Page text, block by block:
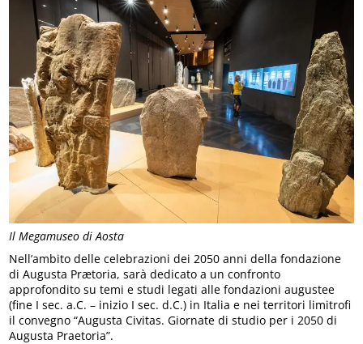
Il Megamuseo di Aosta
Nell’ambito delle celebrazioni dei 2050 anni della fondazione
di Augusta Prætoria, sarà dedicato a un confronto
approfondito su temi e studi legati alle fondazioni augustee
(fine I sec. a.C. – inizio I sec. d.C.) in Italia e nei territori limitrofi
il convegno “Augusta Civitas. Giornate di studio per i 2050 di
Augusta Praetoria”.